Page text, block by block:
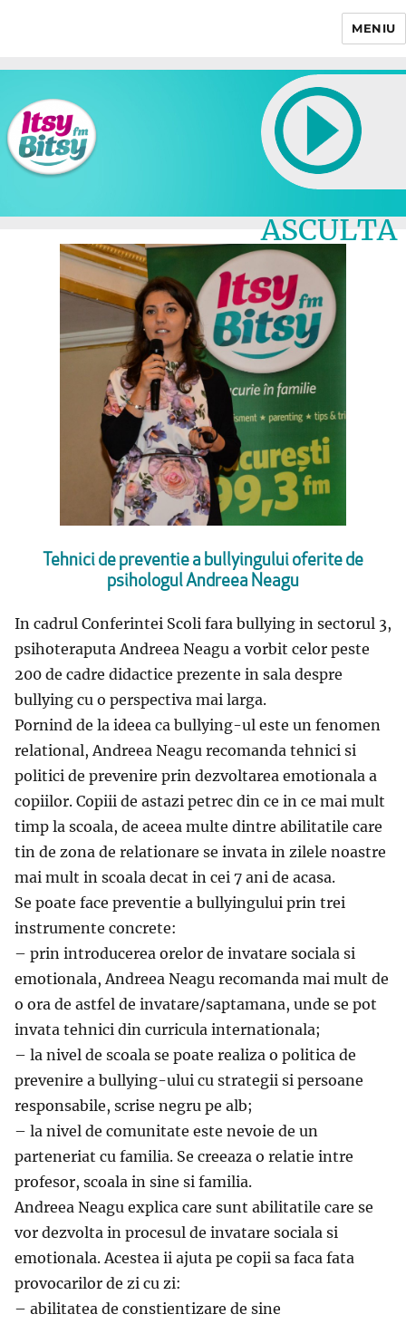
MENIU
ASCULTA
LIVE
Tehnici de preventie a bullyingului oferite de
psihologul Andreea Neagu
In cadrul Conferintei Scoli fara bullying in sectorul 3,
psihoteraputa Andreea Neagu a vorbit celor peste
200 de cadre didactice prezente in sala despre
bullying cu o perspectiva mai larga.
Pornind de la ideea ca bullying-ul este un fenomen
relational, Andreea Neagu recomanda tehnici si
politici de prevenire prin dezvoltarea emotionala a
copiilor. Copiii de astazi petrec din ce in ce mai mult
timp la scoala, de aceea multe dintre abilitatile care
tin de zona de relationare se invata in zilele noastre
mai mult in scoala decat in cei 7 ani de acasa.
Se poate face preventie a bullyingului prin trei
instrumente concrete:
– prin introducerea orelor de invatare sociala si
emotionala, Andreea Neagu recomanda mai mult de
o ora de astfel de invatare/saptamana, unde se pot
invata tehnici din curricula internationala;
– la nivel de scoala se poate realiza o politica de
prevenire a bullying-ului cu strategii si persoane
responsabile, scrise negru pe alb;
– la nivel de comunitate este nevoie de un
parteneriat cu familia. Se creeaza o relatie intre
profesor, scoala in sine si familia.
Andreea Neagu explica care sunt abilitatile care se
vor dezvolta in procesul de invatare sociala si
emotionala. Acestea ii ajuta pe copii sa faca fata
provocarilor de zi cu zi:
– abilitatea de constientizare de sine